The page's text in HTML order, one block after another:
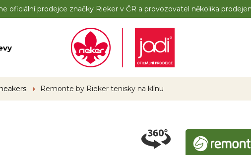
oficiální prodejce značky Rieker v ČR a provozovatel několika
Remonte by Rieker tenisky na klínu